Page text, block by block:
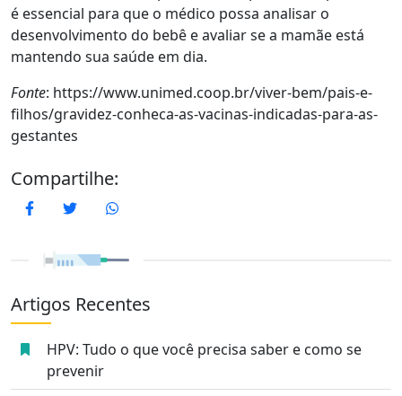
é essencial para que o médico possa analisar o
desenvolvimento do bebê e avaliar se a mamãe está
mantendo sua saúde em dia.
Fonte: https://www.unimed.coop.br/viver-bem/pais-e-
filhos/gravidez-conheca-as-vacinas-indicadas-para-as-
gestantes
Compartilhe:
FacebookTwitterWhatsApp
Artigos Recentes
HPV: Tudo o que você precisa saber e como se
prevenir